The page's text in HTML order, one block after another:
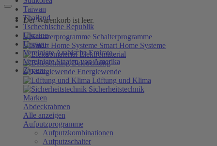
Taiwan
Thailand
Tschechische Republik
Ukraine
Ungarn
Vereinigte Arabische Emirate
Vereinigte Staaten von Amerika
Zypern
Der Warenkorb ist leer.
Schalterprogramme
Smart Home Systeme
Elektromaterial
Beleuchtung
Energiewende
Lüftung und Klima
Sicherheitstechnik
Marken
Abdeckrahmen
Alle anzeigen
Aufputzprogramme
Aufputzkombinationen
Aufputzschalter